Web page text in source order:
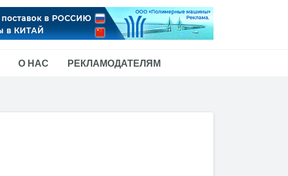
О НАС РЕКЛАМОДАТЕЛЯМ